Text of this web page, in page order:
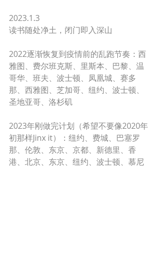
2023.1.3
读书随处净土，闭门即入深山
2022逐渐恢复到疫情前的乱跑节奏：西
雅图、费尔班克斯、里斯本、巴黎、温
哥华、班夫、波士顿、凤凰城、赛多
那、西雅图、芝加哥、纽约、波士顿、
圣地亚哥、洛杉矶
2023年刚做完计划（希望不要像2020年
初那样Jinx it）：纽约、费城、巴塞罗
那、伦敦、东京、京都、新德里、香
港、北京、东京、纽约、波士顿、慕尼